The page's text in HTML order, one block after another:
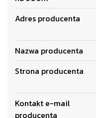
Adres producenta
Nazwa producenta
Strona producenta
Kontakt e-mail
producenta